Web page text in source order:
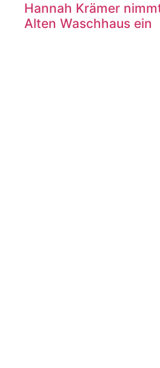
Hannah Krämer
Alten Waschhaus ein